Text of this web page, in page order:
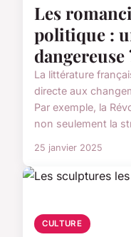
Les
politique :
dangereuse
La littérature
directe aux
Par exemple, la
non seulement la
25 janvier 2025
CULTURE